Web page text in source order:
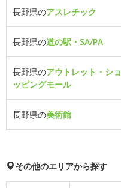
長野県のアスレチック
長野県の道の駅・SA/PA
長野県のアウトレット・ショ
ッピングモール
長野県の美術館
その他のエリアから探す